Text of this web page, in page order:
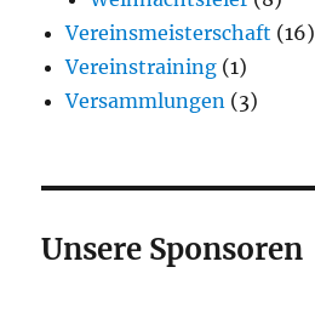
Vereinsmeisterschaft (16)
Vereinstraining (1)
Versammlungen (3)
Unsere Sponsoren